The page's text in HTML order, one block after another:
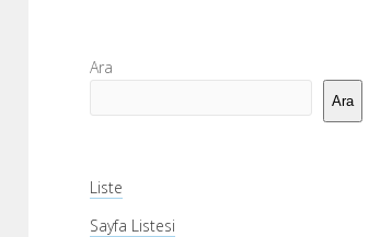
Yan
Menü
Ara
Ara
Liste
Sayfa Listesi